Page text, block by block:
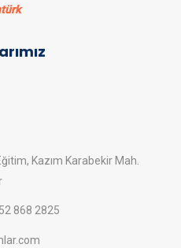
Kazım Karabekir Mah.
868 2825